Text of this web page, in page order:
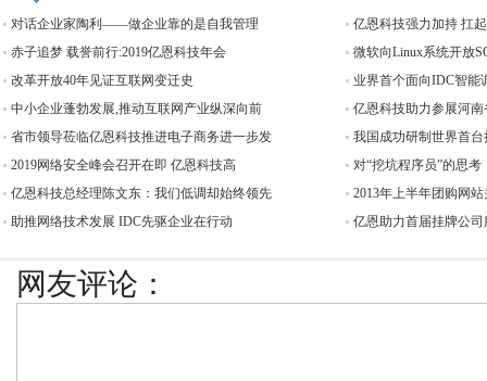
对话企业家陶利——做企业靠的是自我管理
赤子追梦 载誉前行:2019亿恩科技年会
改革开放40年见证互联网变迁史
中小企业蓬勃发展,推动互联网产业纵深向前
省市领导莅临亿恩科技推进电子商务进一步发
2019网络安全峰会召开在即 亿恩科技高
亿恩科技总经理陈文东：我们低调却始终领先
助推网络技术发展 IDC先驱企业在行动
亿恩科技强力加持 扛
微软向Linux系统开放
业界首个面向IDC智能
亿恩科技助力参展河
我国成功研制世界首
对“挖坑程序员”的思考
2013年上半年团购网站
亿恩助力首届挂牌公司
网友评论：